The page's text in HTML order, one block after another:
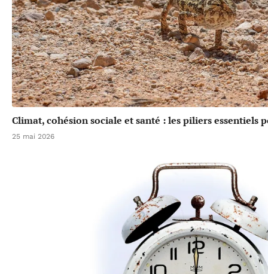
Climat, cohésion sociale et santé : les piliers essentiels
25 mai 2026